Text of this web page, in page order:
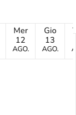
Mer
12
AGO.
Gio
13
AGO.